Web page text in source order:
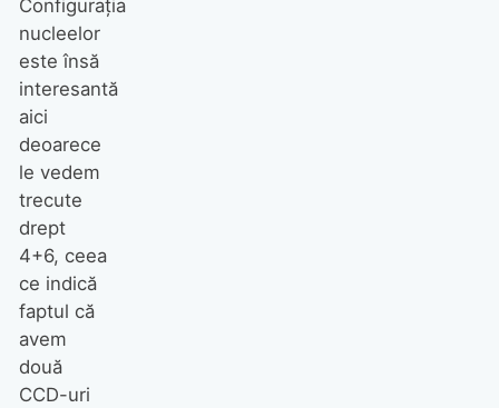
Configurația
nucleelor
este însă
interesantă
aici
deoarece
le vedem
trecute
drept
4+6, ceea
ce indică
faptul că
avem
două
CCD-uri